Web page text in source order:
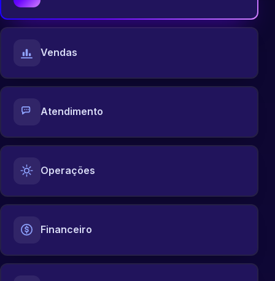
Vendas
Atendimento
Operações
Financeiro